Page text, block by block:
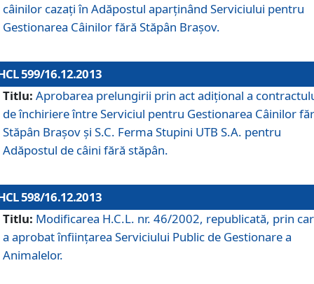
câinilor cazaţi în Adăpostul aparţinând Serviciului pentru
Gestionarea Câinilor fără Stăpân Braşov.
599/16.12.2013
Titlu: Aprobarea prelungirii prin act adiţional a
de închiriere între Serviciul pentru Gestionarea Câinilor
Stăpân Braşov şi S.C. Ferma Stupini UTB S.A. pentru
Adăpostul de câini fără stăpân.
598/16.12.2013
Titlu: Modificarea H.C.L. nr. 46/2002, republicată, prin
a aprobat înfiinţarea Serviciului Public de Gestionare a
Animalelor.